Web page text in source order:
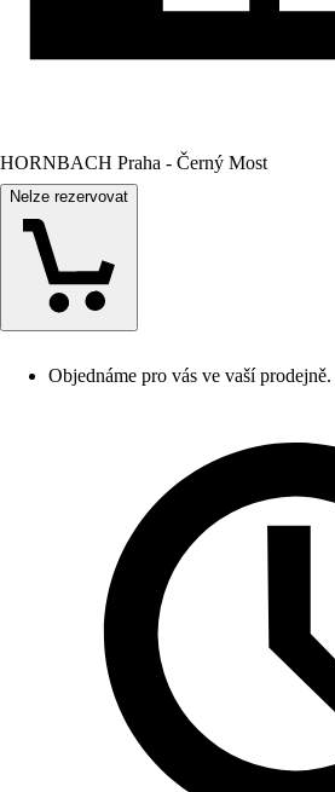
HORNBACH Praha - Černý Most
Nelze rezervovat
Objednáme pro vás ve vaší prodejně.